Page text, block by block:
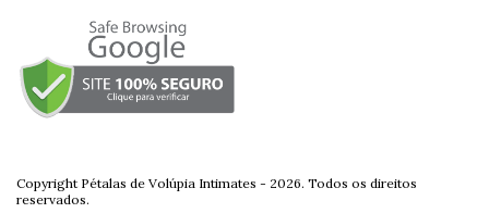
Copyright Pétalas de Volúpia Intimates - 2026. Todos os direitos
reservados.